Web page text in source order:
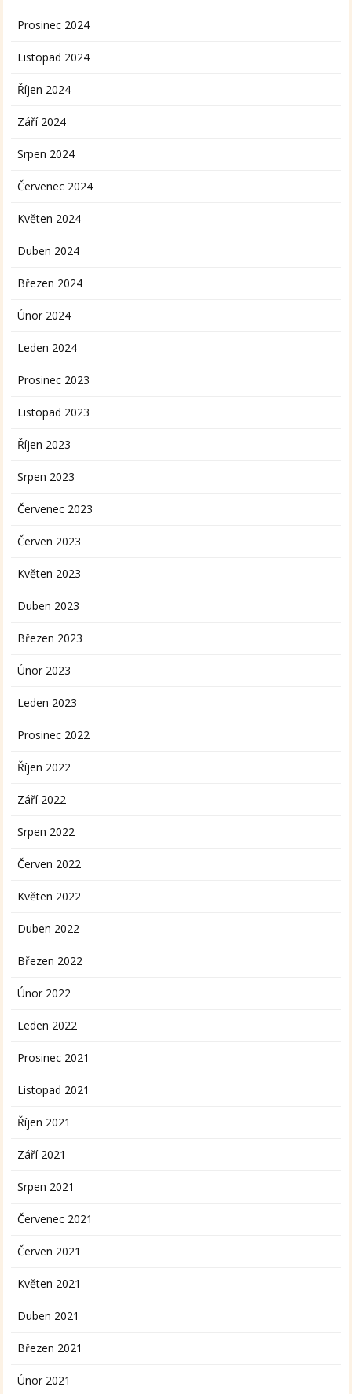
Prosinec 2024
Listopad 2024
Říjen 2024
Září 2024
Srpen 2024
Červenec 2024
Květen 2024
Duben 2024
Březen 2024
Únor 2024
Leden 2024
Prosinec 2023
Listopad 2023
Říjen 2023
Srpen 2023
Červenec 2023
Červen 2023
Květen 2023
Duben 2023
Březen 2023
Únor 2023
Leden 2023
Prosinec 2022
Říjen 2022
Září 2022
Srpen 2022
Červen 2022
Květen 2022
Duben 2022
Březen 2022
Únor 2022
Leden 2022
Prosinec 2021
Listopad 2021
Říjen 2021
Září 2021
Srpen 2021
Červenec 2021
Červen 2021
Květen 2021
Duben 2021
Březen 2021
Únor 2021